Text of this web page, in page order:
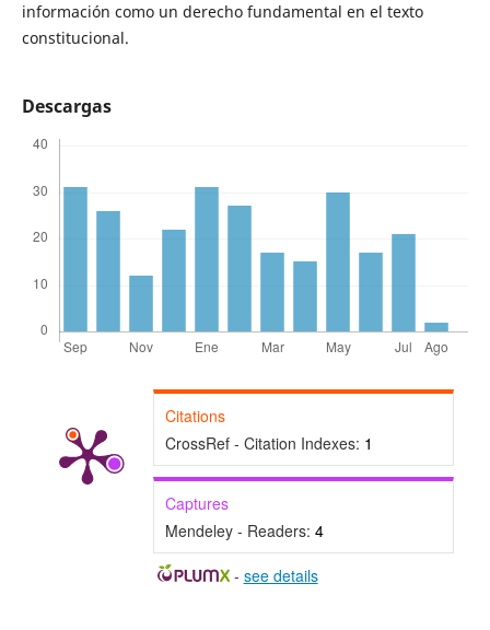
información como un derecho fundamental en el texto
constitucional.
Descargas
Citations
CrossRef - Citation Indexes: 1
Captures
Mendeley - Readers: 4
- see details